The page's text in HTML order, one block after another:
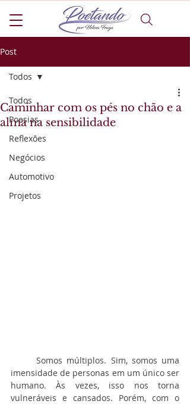
Post
Todos
Poesias
Reflexões
Negócios
Automotivo
Projetos
Todos
Caminhar com os pés no chão e a
alma na sensibilidade
	Somos múltiplos. Sim, somos uma
imensidade de personas em um único ser
humano. Às vezes, isso nos torna
vulneráveis e cansados. Porém, com o